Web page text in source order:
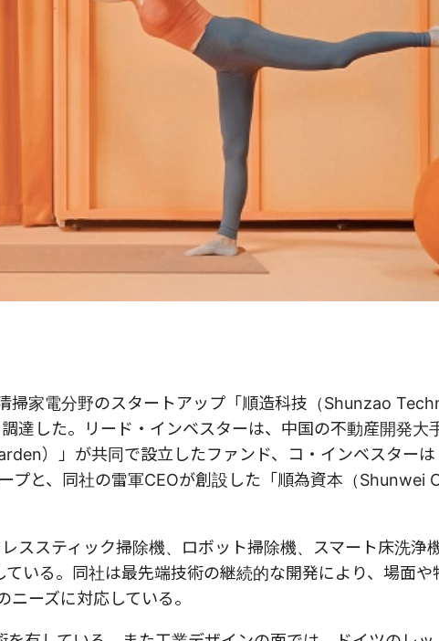
掃家電分野のスタートアップ「順造科技（Shunzao
達した。リード・インベスターは、中国の不動産開発大
）」が共同で設立したファンド、コ・インベスター
プと、同社の雷軍CEOが創設した「順為資本（Shunwei
ススティック掃除機、ロボット掃除機、スマート床洗浄
いる。同社は最先端技術の継続的な開発により、場面や
ーズに対応している。